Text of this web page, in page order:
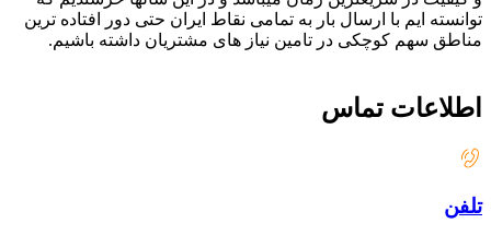
توانسته ایم با ارسال بار به تمامی نقاط ایران حتی دور افتاده ترین
مناطق سهم کوچکی در تامین نیاز های مشتریان داشته باشیم.
اطلاعات تماس
تلفن